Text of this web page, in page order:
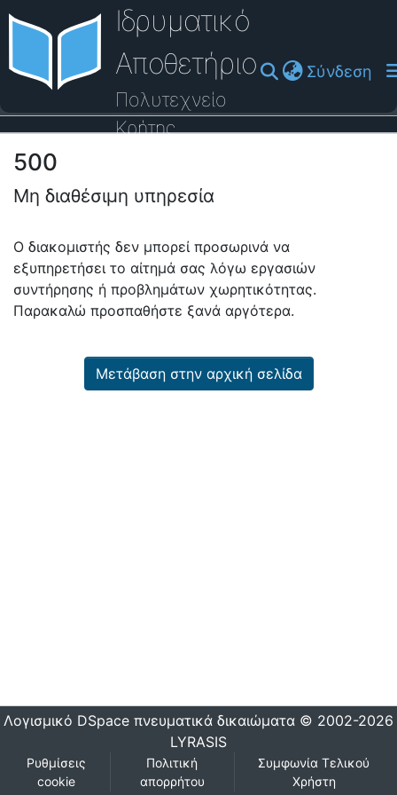
Ιδρυματικό
Αποθετήριο
Πολυτεχνείο
Κρήτης
Σύνδεση
Οδηγός Βοήθειας
500
Μη διαθέσιμη υπηρεσία
Ο διακομιστής δεν μπορεί προσωρινά να
εξυπηρετήσει το αίτημά σας λόγω εργασιών
συντήρησης ή προβλημάτων χωρητικότητας.
Παρακαλώ προσπαθήστε ξανά αργότερα.
Μετάβαση στην αρχική σελίδα
Λογισμικό DSpace πνευματικά δικαιώματα © 2002-2026
LYRASIS
Ρυθμίσεις
cookie
Πολιτική
απορρήτου
Συμφωνία Τελικού
Χρήστη